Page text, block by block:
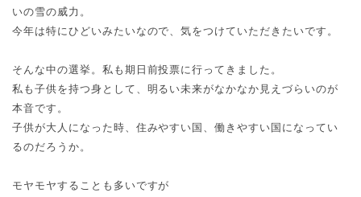
いの雪の威力。
今年は特にひどいみたいなので、気をつけていただきたいです。
そんな中の選挙。私も期日前投票に行ってきました。
私も子供を持つ身として、明るい未来がなかなか見えづらいのが
本音です。
子供が大人になった時、住みやすい国、働きやすい国になってい
るのだろうか。
モヤモヤすることも多いですが